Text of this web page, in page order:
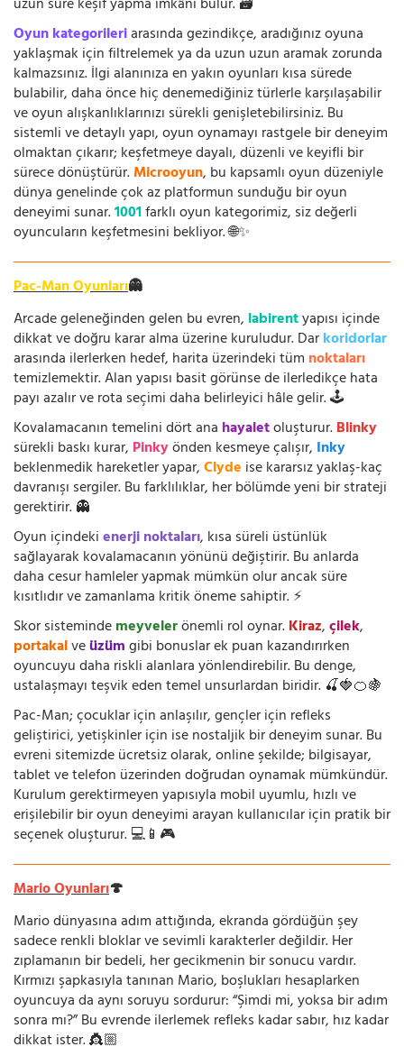
Oyun kategorileriarasında gezindikçe, aradığınız oyuna
yaklaşmak için filtrelemek ya da uzun uzun aramak zorunda
kalmazsınız. İlgi alanınıza en yakın oyunları kısa sürede
bulabilir, daha önce hiç denemediğiniz türlerle karşılaşabilir
ve oyun alışkanlıklarınızı sürekli genişletebilirsiniz. Bu
sistemli ve detaylı yapı, oyun oynamayı rastgele bir deneyim
olmaktan çıkarır; keşfetmeye dayalı, düzenli ve keyifli bir
sürece dönüştürür.Microoyun, bu kapsamlı oyun düzeniyle
dünya genelinde çok az platformun sunduğu bir oyun
deneyimi sunar.1001farklı oyun kategorimiz, siz değerli
oyuncuların keşfetmesini bekliyor. 🌐✨
Pac-Man Oyunları👻
Arcade geleneğinden gelen bu evren, labirentyapısı içinde
dikkat ve doğru karar alma üzerine kuruludur. Darkoridorlar
arasında ilerlerken hedef, harita üzerindeki tüm noktaları
temizlemektir. Alan yapısı basit görünse de ilerledikçe hata
payı azalır ve rota seçimi daha belirleyici hâle gelir. 🕹️
Kovalamacanın temelini dört ana hayaletoluşturur.Blinky
sürekli baskı kurar, Pinkyönden kesmeye çalışır, Inky
beklenmedik hareketler yapar,Clyde ise kararsız yaklaş-kaç
davranışı sergiler. Bu farklılıklar, her bölümde yeni bir strateji
gerektirir. 👻
Oyun içindekienerji noktaları, kısa süreli üstünlük
sağlayarak kovalamacanın yönünü değiştirir. Bu anlarda
daha cesur hamleler yapmak mümkün olur ancak süre
kısıtlıdır ve zamanlama kritik öneme sahiptir. ⚡
Skor sistemindemeyvelerönemli rol oynar.Kiraz,çilek,
portakalveüzümgibi bonuslar ek puan kazandırırken
oyuncuyu daha riskli alanlara yönlendirebilir. Bu denge,
ustalaşmayı teşvik eden temel unsurlardan biridir. 🍒🍓🍊🍇
Pac-Man; çocuklar için anlaşılır, gençler için refleks
geliştirici, yetişkinler için ise nostaljik bir deneyim sunar. Bu
evreni sitemizde ücretsiz olarak, online şekilde; bilgisayar,
tablet ve telefon üzerinden doğrudan oynamak mümkündür.
Kurulum gerektirmeyen yapısıyla mobil uyumlu, hızlı ve
erişilebilir bir oyun deneyimi arayan kullanıcılar için pratik bir
seçenek oluşturur. 💻📱🎮
Mario Oyunları🍄
Mario dünyasına adım attığında, ekranda gördüğün şey
sadece renkli bloklar ve sevimli karakterler değildir. Her
zıplamanın bir bedeli, her gecikmenin bir sonucu vardır.
Kırmızı şapkasıyla tanınan Mario, boşlukları hesaplarken
oyuncuya da aynı soruyu sordurur: “Şimdi mi, yoksa bir adım
sonra mı?” Bu evrende ilerlemek refleks kadar sabır, hız kadar
dikkat ister. 👸🏼